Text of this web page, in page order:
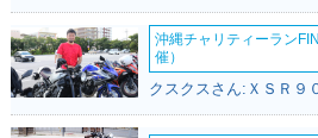
沖縄チャリティーラン
催）
クスクスさん:ＸＳＲ９